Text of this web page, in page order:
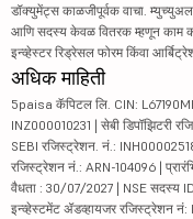
डॉक्युमेंट्स काळजीपूर्वक वाचा.
आणि सदस्य केवळ वितरक म्हणून काम
इन्व्हेस्टर रिड्रेसल फोरम किंवा
अधिक माहिती
5paisa कॅपिटल लि. CIN:
INZ000010231 | सेबी डिपॉझिटरी
SEBI रजिस्ट्रेशन. नं.:
रजिस्ट्रेशन नं.: ARN-104096 |
वैधता : 30/07/2027 | NSE सदस्य
इन्व्हेस्टमेंट ॲडव्हायजर रजिस्ट्रेशन